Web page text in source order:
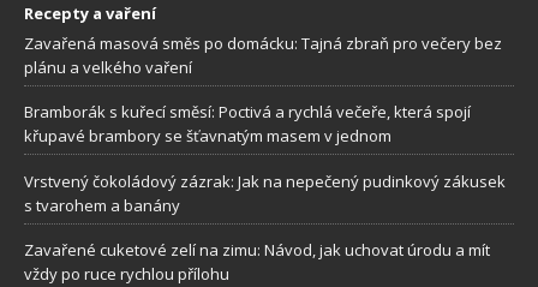
Recepty a vaření
Zavařená masová směs po domácku: Tajná zbraň pro večery bez
plánu a velkého vaření
Bramborák s kuřecí směsí: Poctivá a rychlá večeře, která spojí
křupavé brambory se šťavnatým masem v jednom
Vrstvený čokoládový zázrak: Jak na nepečený pudinkový zákusek
s tvarohem a banány
Zavařené cuketové zelí na zimu: Návod, jak uchovat úrodu a mít
vždy po ruce rychlou přílohu